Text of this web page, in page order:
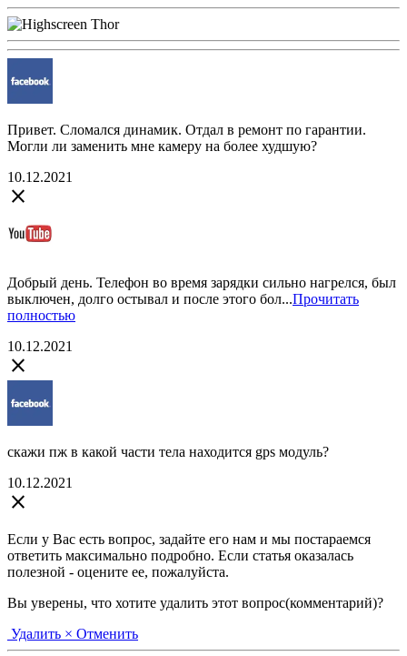
Привет. Сломался динамик. Отдал в ремонт по гарантии.
Могли ли заменить мне камеру на более худшую?
10.12.2021
close
Добрый день. Телефон во время зарядки сильно нагрелся, был
выключен, долго остывал и после этого бол...Прочитать
полностью
10.12.2021
close
cкажи пж в какой части тела находится gps модуль?
10.12.2021
close
Если у Вас есть вопрос, задайте его нам и мы постараемся
ответить максимально подробно. Если статья оказалась
полезной - оцените ее, пожалуйста.
Вы уверены, что хотите удалить этот вопрос(комментарий)?
Удалить × Отменить